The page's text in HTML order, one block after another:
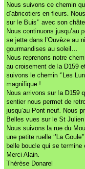
Nous suivons ce chemin
d’abricotiers en fleurs.
sur le Buis’’ avec son
Nous continuons jusqu’au
se jette dans l’Ouvèze au
gourmandises au soleil…
Nous reprenons notre
au croisement de la D159
suivons le chemin ‘’Les
magnifique !
Nous arrivons sur la D159
sentier nous permet de
jusqu’au Pont neuf. Nous
Belles vues sur le St
Nous suivons la rue du
une petite ruelle ‘’La
belle boucle qui se termine
Merci Alain.
Thérèse Donarel